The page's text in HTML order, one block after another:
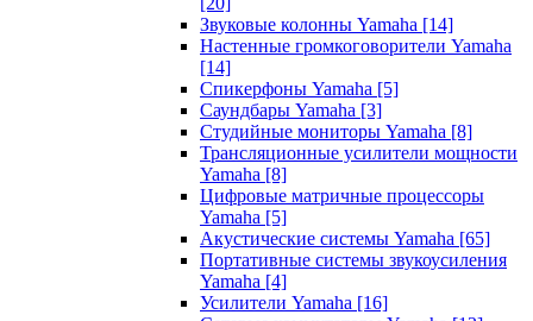
Звуковые колонны Yamaha [14]
Настенные громкоговорители Yamaha
[14]
Спикерфоны Yamaha [5]
Саундбары Yamaha [3]
Студийные мониторы Yamaha [8]
Трансляционные усилители мощности
Yamaha [8]
Цифровые матричные процессоры
Yamaha [5]
Акустические системы Yamaha [65]
Портативные системы звукоусиления
Yamaha [4]
Усилители Yamaha [16]